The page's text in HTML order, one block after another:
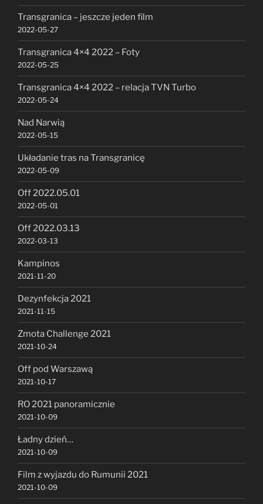
Transgranica – jeszcze jeden film
2022-05-27
Transgranica 4×4 2022 – Foty
2022-05-25
Transgranica 4×4 2022 – relacja TVN Turbo
2022-05-24
Nad Narwią
2022-05-15
Układanie tras na Transgranicę
2022-05-09
Off 2022.05.01
2022-05-01
Off 2022.03.13
2022-03-13
Kampinos
2021-11-20
Dezynfekcja 2021
2021-11-15
Zmota Challenge 2021
2021-10-24
Off pod Warszawą
2021-10-17
RO 2021 panoramicznie
2021-10-09
Ładny dzień…
2021-10-09
Film z wyjazdu do Rumunii 2021
2021-10-09